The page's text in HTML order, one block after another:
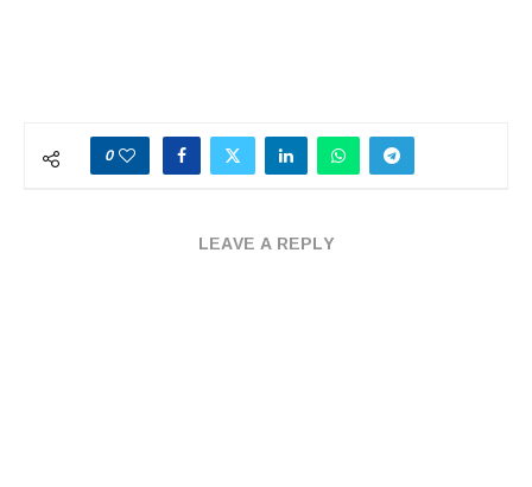
0
LEAVE A REPLY